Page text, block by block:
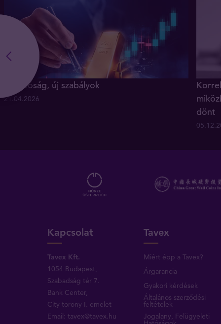
Új hatóság, új szabályok
21.04.2026
dönt
Kapcsolat
Tavex Kft.
1054 Budapest,
Szabadság tér 7.
Bank Center,
City torony I. emelet
Email:tavex@tavex.hu
Tavex
Miért épp a Tavex?
Árgarancia
Gyakori kérdések
Általános szerződési
feltételek
Jogalany, Felügyeleti